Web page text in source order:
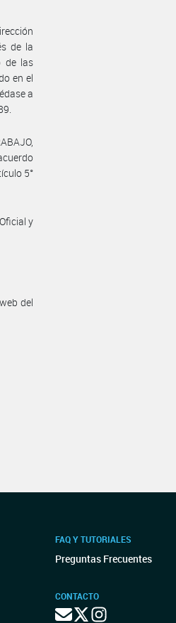
de la
de las
en el
a
5°
y
del
FAQ Y TUTORIALES
Preguntas Frecuentes
CONTACTO